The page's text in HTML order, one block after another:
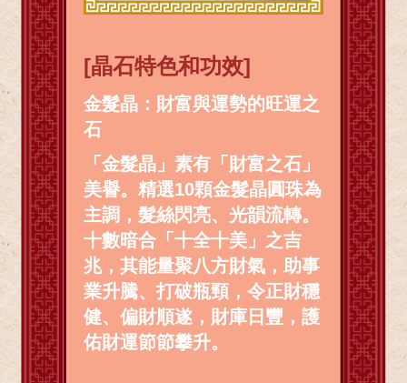
[晶石特色和功效]
金髮晶：財富與運勢的旺運之
石
「金髮晶」素有「財富之石」
美譽。精選10顆金髮晶圓珠為
主調，髮絲閃亮、光韻流轉。
十數暗合「十全十美」之吉
兆，其能量聚八方財氣，助事
業升騰、打破瓶頸，令正財穩
健、偏財順遂，財庫日豐，護
佑財運節節攀升。